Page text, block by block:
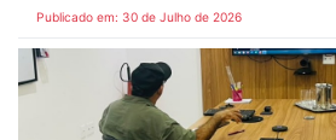
Publicado em: 30 de Julho de 2026